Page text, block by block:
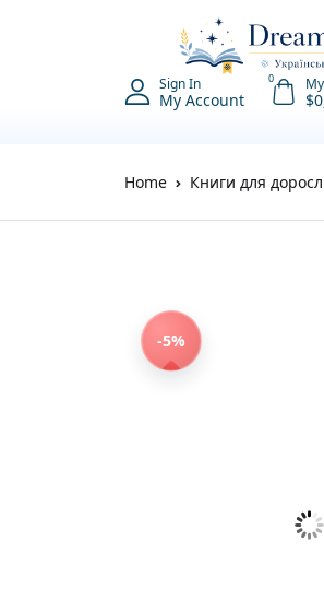
Sign In
My Account
0
$
Home Книги для
-5%